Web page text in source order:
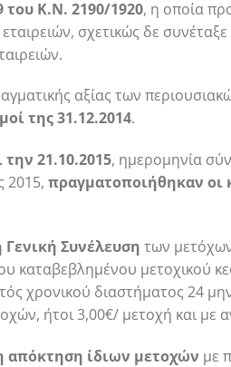
του Κ.Ν. 2190/1920, η οποία
σχετικώς δε
αξίας των
της 31.12.2014.
την 21.10.2015, ημερομηνία
2015, πραγματοποιήθηκαν οι
Συνέλευση των
καταβεβλημένου μετοχικού
χρονικού διαστήματος 24
ήτοι 3,00€/ μετοχή και
απόκτηση ίδιων μετοχών με